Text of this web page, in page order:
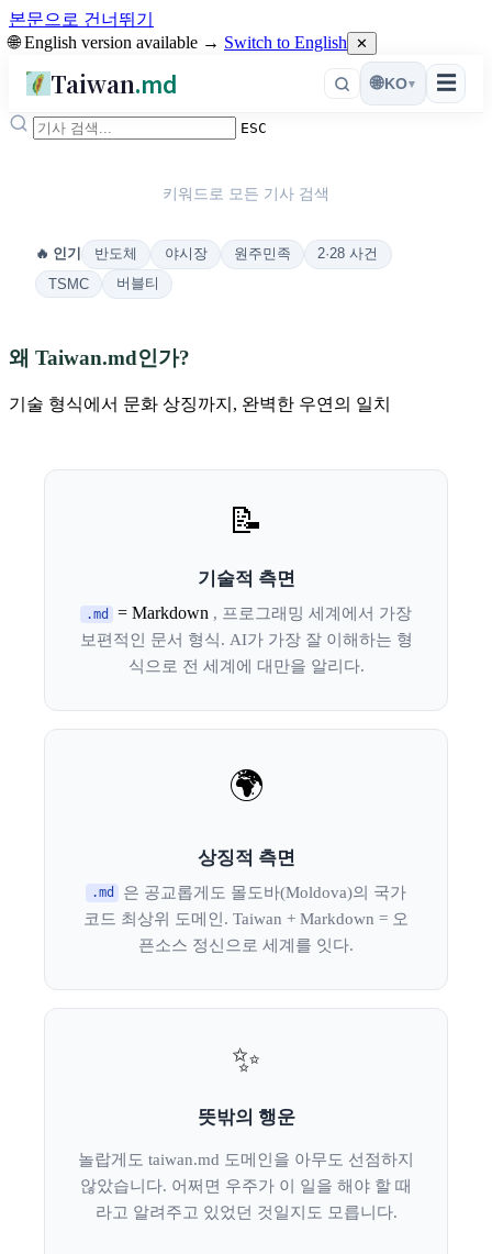
본문으로 건너뛰기
🌐 English version available → Switch to English ✕
Taiwan.md ☰
🌐KO▾
ESC
키워드로 모든 기사 검색
🔥 인기 반도체 야시장 원주민족
2·28 사건
TSMC
버블티
왜 Taiwan.md인가?
기술 형식에서 문화 상징까지, 완벽한 우연의 일치
📝
기술적 측면
.md = Markdown , 프로그래밍 세계에서 가장
보편적인 문서 형식. AI가 가장 잘 이해하는 형
식으로 전 세계에 대만을 알리다.
🌍
상징적 측면
.md
은 공교롭게도 몰도바(Moldova)의 국가
코드 최상위 도메인. Taiwan + Markdown = 오
픈소스 정신으로 세계를 잇다.
✨
뜻밖의 행운
놀랍게도 taiwan.md 도메인을 아무도 선점하지
않았습니다. 어쩌면 우주가 이 일을 해야 할 때
라고 알려주고 있었던 것일지도 모릅니다.